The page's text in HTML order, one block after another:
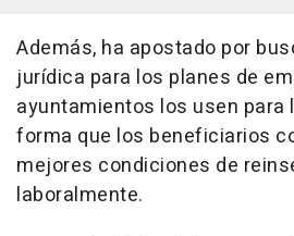
Además, ha apostado por
jurídica para los planes de
ayuntamientos los usen para
forma que los beneficiarios
mejores condiciones de
laboralmente.